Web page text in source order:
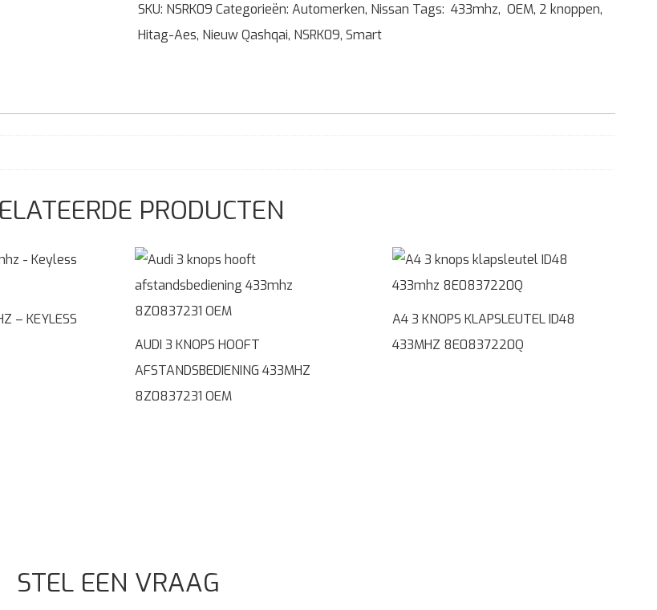
SKU: NSRK09 Categorieën: Automerken, Nissan Tags: 433mhz, OEM, 2 knoppen,
Hitag-Aes, Nieuw Qashqai, NSRK09, Smart
PRODUCTEN
– KEYLESS
AUDI 3 KNOPS HOOFT
AFSTANDSBEDIENING 433MHZ
8Z0837231 OEM
A4 3 KNOPS KLAPSLEUTEL ID48
433MHZ 8E0837220Q
STEL EEN VRAAG